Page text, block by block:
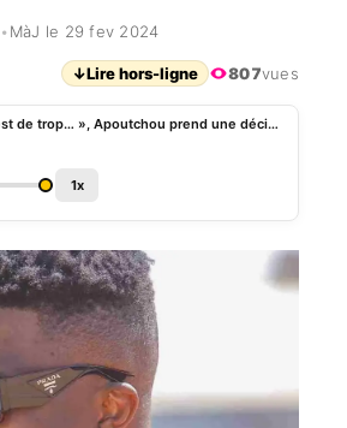
• MàJ le 29 fev 2024
↓Lire hors-ligne 807vues
« C’est de trop… », Apoutchou prend une décision radicale pour n’avoir pas été honoré après la CAN
1x